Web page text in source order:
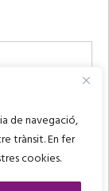
de navegació,
trànsit. En fer
cookies.